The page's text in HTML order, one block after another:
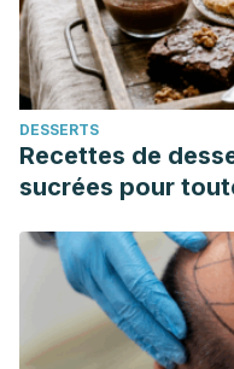
DESSERTS
Recettes de
sucrées pour